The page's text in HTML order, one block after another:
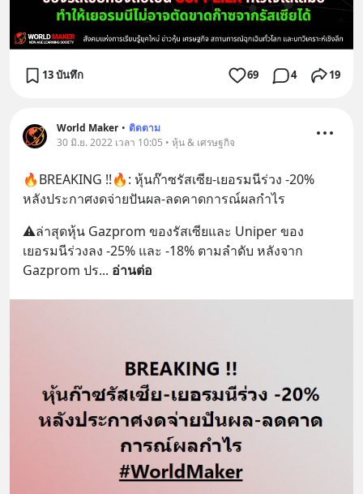
13 บันทึก 69 4 19
World Maker • ติดตาม
30 มิ.ย. 2022 เวลา 10:05 • หุ้น & เศรษฐกิจ
🔥BREAKING !!🔥: หุ้นก๊าซรัสเซีย-เยอรมนีร่วง -20%
หลังประกาศงดจ่ายปันผล-ลดคาดการณ์ผลกำไร
⚠️ล่าสุดหุ้น Gazprom ของรัสเซียและ Uniper ของ
เยอรมนีร่วงลง -25% และ -18% ตามลำดับ หลังจาก
Gazprom ปร... อ่านต่อ